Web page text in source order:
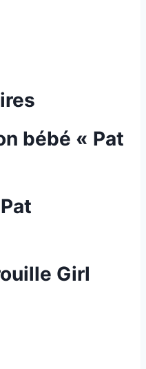
bébé « Pat
Girl